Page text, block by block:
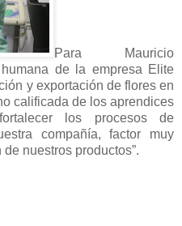
Para Mauricio
de la empresa Elite
y exportación de flores en
calificada de los aprendices
los procesos de
compañía, factor muy
nuestros productos”.